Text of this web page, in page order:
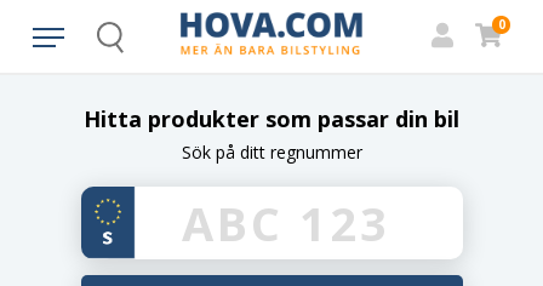
Search
0
Hitta produkter som passar din bil
Sök på ditt regnummer